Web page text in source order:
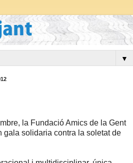
▼
la Fundació Amics de la Gent
gala solidaria contra la soletat de